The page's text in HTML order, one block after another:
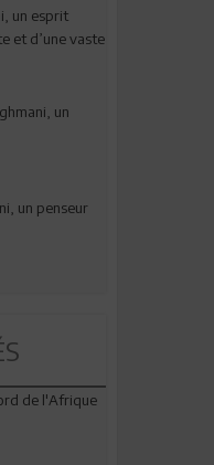
un esprit
et d’une vaste
un
un penseur
de l'Afrique